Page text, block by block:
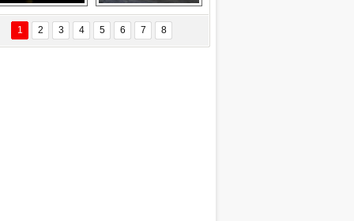
ÖZYANIK
Değişti?
Delta uçağına
yıldırım çarptı
Ford Focus RS
(2015)
1 2 3 4 5 6 7 8